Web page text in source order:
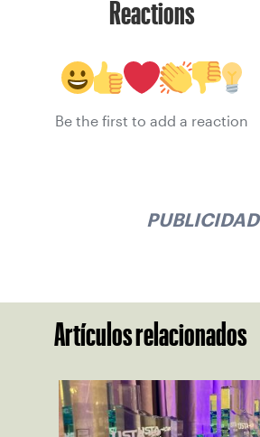
Reactions
Be the first to add a reaction
PUBLICIDAD
Artículos relacionados